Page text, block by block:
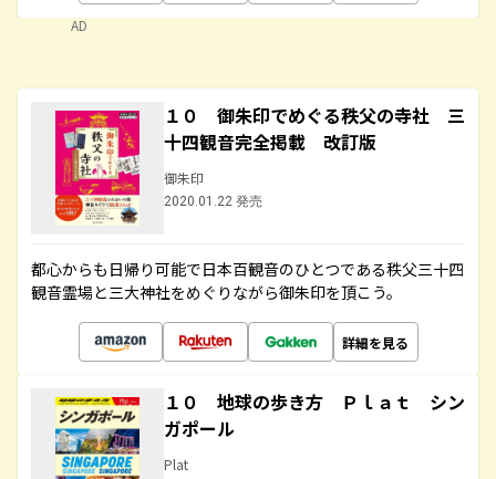
AD
１０ 御朱印でめぐる秩父の寺社 三
十四観音完全掲載 改訂版
御朱印
2020.01.22 発売
都心からも日帰り可能で日本百観音のひとつである秩父三十四
観音霊場と三大神社をめぐりながら御朱印を頂こう。
詳細を見る
１０ 地球の歩き方 Ｐｌａｔ シン
ガポール
Plat